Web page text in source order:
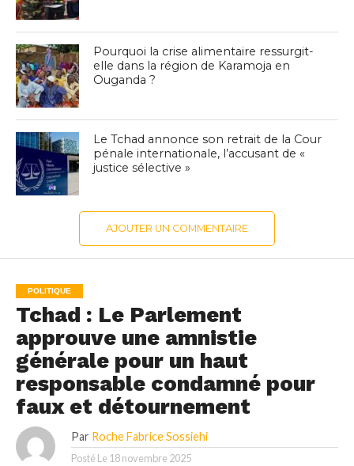
Pourquoi la crise alimentaire ressurgit-
elle dans la région de Karamoja en
Ouganda ?
Le Tchad annonce son retrait de la Cour
pénale internationale, l’accusant de «
justice sélective »
AJOUTER UN COMMENTAIRE
POLITIQUE
Tchad : Le Parlement
approuve une amnistie
générale pour un haut
responsable condamné pour
faux et détournement
Par Roche Fabrice Sossiehi
Posté Le 18 novembre 2025